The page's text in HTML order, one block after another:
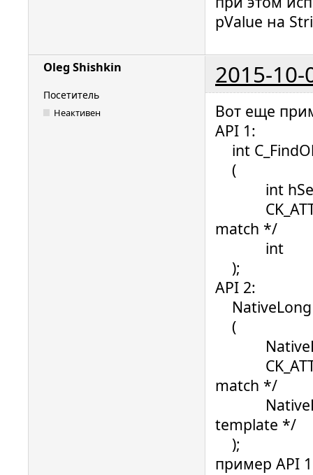
pValue на
Oleg Shishkin 2015-10-
Посетитель
Неактивен
Вот еще
API 1:
int
(
int
match */
int
);
API 2:
NativeLong
(
match */
template */
);
пример API